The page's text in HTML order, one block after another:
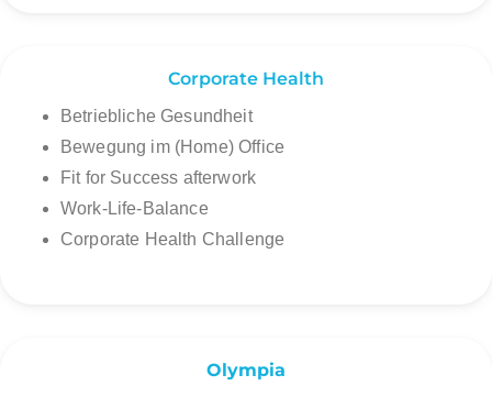
Corporate Health
Betriebliche Gesundheit
Bewegung im (Home) Office
Fit for Success afterwork
Work-Life-Balance
Corporate Health Challenge
Olympia